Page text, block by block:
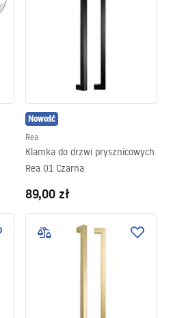
Nowość
Rea
Klamka do drzwi prysznicowych
Rea 01 Czarna
89,00 zł